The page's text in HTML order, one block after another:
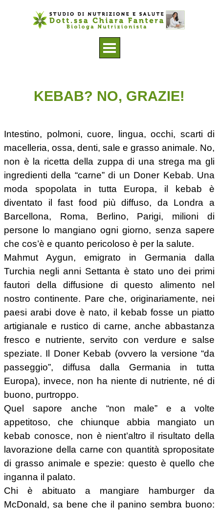
Salta menù
KEBAB? NO, GRAZIE!
Intestino, polmoni, cuore, lingua, occhi, scarti di
macelleria, ossa, denti, sale e grasso animale. No,
non è la ricetta della zuppa di una strega ma gli
ingredienti della “carne” di un Doner Kebab. Una
moda spopolata in tutta Europa, il kebab è
diventato il fast food più diffuso, da Londra a
Barcellona, Roma, Berlino, Parigi, milioni di
persone lo mangiano ogni giorno, senza sapere
che cos’è e quanto pericoloso è per la salute.
Mahmut Aygun, emigrato in Germania dalla
Turchia negli anni Settanta è stato uno dei primi
fautori della diffusione di questo alimento nel
nostro continente. Pare che, originariamente, nei
paesi arabi dove è nato, il kebab fosse un piatto
artigianale e rustico di carne, anche abbastanza
fresco e nutriente, servito con verdure e salse
speziate. Il Doner Kebab (ovvero la versione “da
passeggio”, diffusa dalla Germania in tutta
Europa), invece, non ha niente di nutriente, né di
buono, purtroppo.
Quel sapore anche “non male” e a volte
appetitoso, che chiunque abbia mangiato un
kebab conosce, non è nient’altro il risultato della
lavorazione della carne con quantità spropositate
di grasso animale e spezie: questo è quello che
inganna il palato.
Chi è abituato a mangiare hamburger da
McDonald, sa bene che il panino sembra buono: